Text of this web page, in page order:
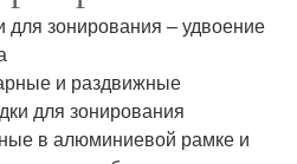
зонирования – удвоение
и раздвижные
для зонирования
в алюминиевой рамке и